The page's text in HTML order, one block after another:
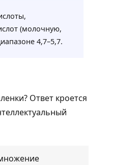
(молочную,
4,7–5,7.
Ответ кроется